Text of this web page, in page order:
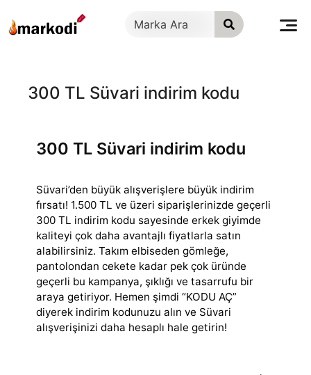
geç
300 TL Süvari indirim kodu
300 TL Süvari indirim kodu
Süvari’den büyük alışverişlere büyük indirim
fırsatı! 1.500 TL ve üzeri siparişlerinizde geçerli
300 TL indirim kodu sayesinde erkek giyimde
kaliteyi çok daha avantajlı fiyatlarla satın
alabilirsiniz. Takım elbiseden gömleğe,
pantolondan cekete kadar pek çok üründe
geçerli bu kampanya, şıklığı ve tasarrufu bir
araya getiriyor. Hemen şimdi “KODU AÇ”
diyerek indirim kodunuzu alın ve Süvari
alışverişinizi daha hesaplı hale getirin!